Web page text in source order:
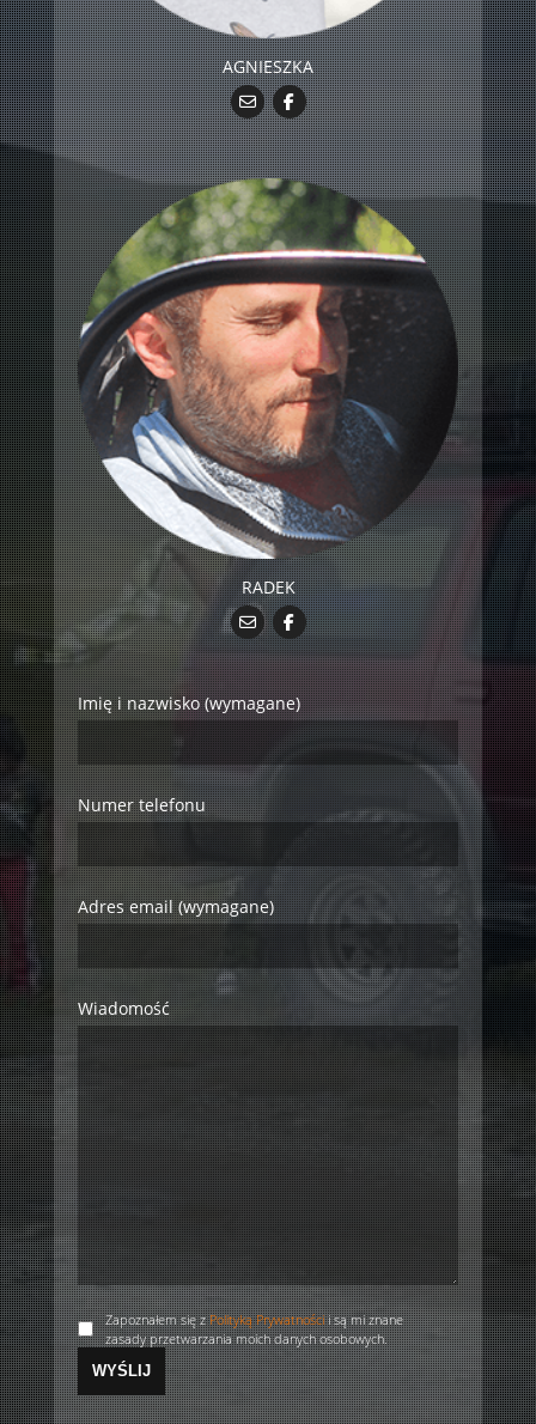
AGNIESZKA
RADEK
Imię i nazwisko (wymagane)
Numer telefonu
Adres email (wymagane)
Wiadomość
Zapoznałem się zPolityką Prywatnościi są mi znane
zasady przetwarzania moich danych osobowych.